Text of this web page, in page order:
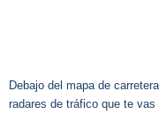
Debajo del mapa de
radares de tráfico que te